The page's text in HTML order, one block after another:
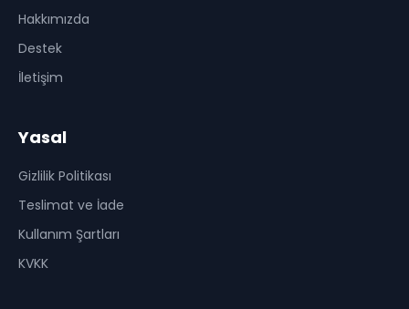
Hakkımızda
Destek
İletişim
Yasal
Gizlilik Politikası
Teslimat ve İade
Kullanım Şartları
KVKK